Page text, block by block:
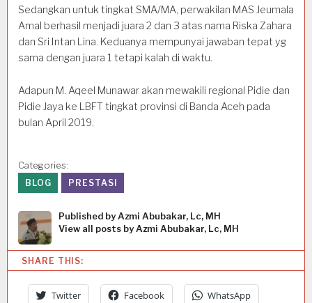
Sedangkan untuk tingkat SMA/MA, perwakilan MAS Jeumala
Amal berhasil menjadi juara 2 dan 3 atas nama Riska Zahara
dan Sri Intan Lina. Keduanya mempunyai jawaban tepat yg
sama dengan juara 1 tetapi kalah di waktu.
Adapun M. Aqeel Munawar akan mewakili regional Pidie dan
Pidie Jaya ke LBFT tingkat provinsi di Banda Aceh pada
bulan April 2019.
Categories:
BLOG
PRESTASI
Published by Azmi Abubakar, Lc, MH
View all posts by Azmi Abubakar, Lc, MH
SHARE THIS:
Twitter Facebook WhatsApp